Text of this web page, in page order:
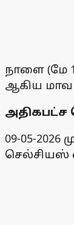
நாளை (மே
ஆகிய
09-05-
செல்சியஸ்